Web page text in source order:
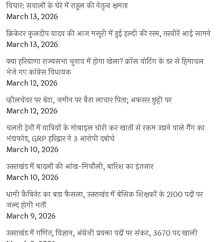
विचार: सवालों के घेरे में राहुल की नेतृत्व क्षमता
March 13, 2026
क्रिकेटर कुलदीप यादव की आज मसूरी में हुई हल्दी की रस्म, तस्वीरें आई सामने
March 13, 2026
क्या हरियाणा राज्यसभा चुनाव में होगा खेला? क्रॉस वोटिंग के डर से हिमाचल
भेजे गए कांग्रेस विधायक
March 12, 2026
व्हीलचेयर पर बेटा, जमीन पर बैठा लाचार पिता; अफसर छुट्टी पर
March 12, 2026
चलती ट्रेनों में यात्रियों के मोबाइल चोरी कर खातों से रकम उड़ाने वाले गैंग का
भंडाफोड़, GRP हरिद्वार ने 3 आरोपी दबोचे
March 10, 2026
उत्तराखंड में बादलों की आंख-मिचौली, बारिश का इंतजार
March 10, 2026
धामी कैबिनेट का बड़ा फैसला, उत्तराखंड में बेसिक शिक्षकों के 2100 पदों पर
जल्द होगी भर्ती
March 9, 2026
उत्तराखंड में गणित, विज्ञान, अंग्रेजी प्रवक्ता पदों पर संकट, 3670 पद खाली